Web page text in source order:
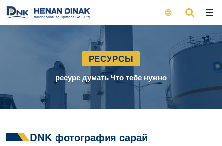

РЕСУРСЫ
ресурс думать Что тебе нужно
DNK фотография сарай